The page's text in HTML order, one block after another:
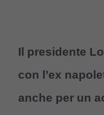
Il presidente
con l’ex
anche per un